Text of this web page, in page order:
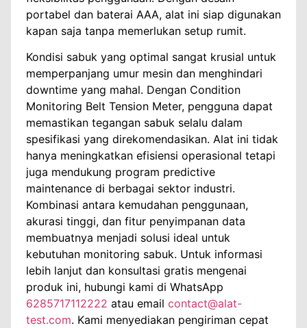
portabel dan baterai AAA, alat ini siap digunakan
kapan saja tanpa memerlukan setup rumit.
Kondisi sabuk yang optimal sangat krusial untuk
memperpanjang umur mesin dan menghindari
downtime yang mahal. Dengan Condition
Monitoring Belt Tension Meter, pengguna dapat
memastikan tegangan sabuk selalu dalam
spesifikasi yang direkomendasikan. Alat ini tidak
hanya meningkatkan efisiensi operasional tetapi
juga mendukung program predictive
maintenance di berbagai sektor industri.
Kombinasi antara kemudahan penggunaan,
akurasi tinggi, dan fitur penyimpanan data
membuatnya menjadi solusi ideal untuk
kebutuhan monitoring sabuk. Untuk informasi
lebih lanjut dan konsultasi gratis mengenai
produk ini, hubungi kami di WhatsApp
6285717112222 atau email contact@alat-
test.com. Kami menyediakan pengiriman cepat